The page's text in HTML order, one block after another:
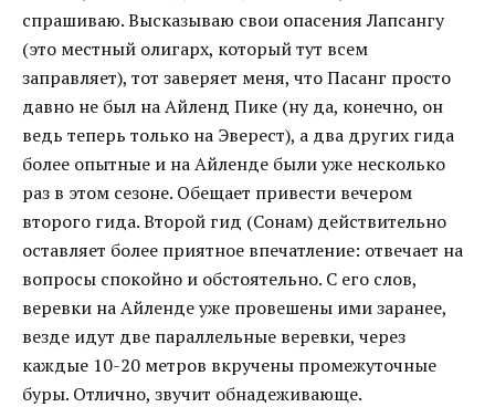
спрашиваю. Высказываю свои опасения Лапсангу
(это местный олигарх, который тут всем
заправляет), тот заверяет меня, что Пасанг просто
давно не был на Айленд Пике (ну да, конечно, он
ведь теперь только на Эверест), а два других гида
более опытные и на Айленде были уже несколько
раз в этом сезоне. Обещает привести вечером
второго гида. Второй гид (Сонам) действительно
оставляет более приятное впечатление: отвечает на
вопросы спокойно и обстоятельно. С его слов,
веревки на Айленде уже провешены ими заранее,
везде идут две параллельные веревки, через
каждые 10-20 метров вкручены промежуточные
буры. Отлично, звучит обнадеживающе.